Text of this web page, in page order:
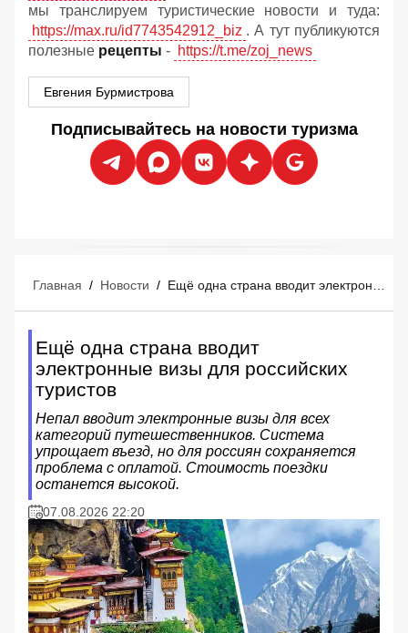
мы транслируем туристические новости и туда:
https://max.ru/id7743542912_biz . А тут публикуются
полезные рецепты - https://t.me/zoj_news
Евгения Бурмистрова
Подписывайтесь на новости туризма
Главная / Новости /
Ещё одна страна вводит
электронные визы для российских
туристов
Непал вводит электронные визы для всех
категорий путешественников. Система
упрощает въезд, но для россиян сохраняется
проблема с оплатой. Стоимость поездки
останется высокой.
07.08.2026 22:20